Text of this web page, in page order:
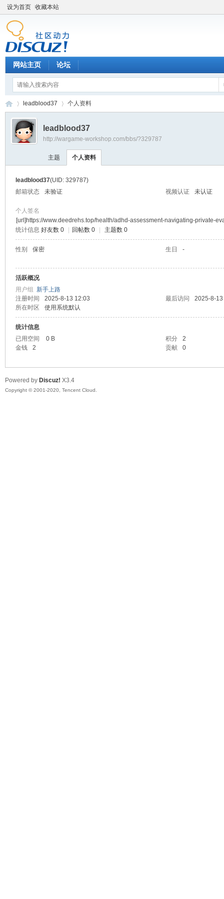
设为首页 收藏本站
网站主页 论坛
›
leadblood37 个人资料
leadblood37
http://wargame-workshop.com/bbs/?329787
主题 个人资料
leadblood37(UID: 329787)
邮箱状态
未验证 视频认证 未认证
个人签名
[url]https://www.deedrehs.top/health/adhd-assessment-navigating-private-
统计信息 好友数 0 回帖数 0 主题数 0
性别 保密 生日 -
活跃概况
用户组 新手上路
注册时间
2025-8-13 12:03 最后访问
2025-8-
所在时区
使用系统默认
统计信息
已用空间
0 B 积分
2
金钱
2 贡献 0
Powered by Discuz! X3.4
Copyright © 2001-2020, Tencent Cloud.